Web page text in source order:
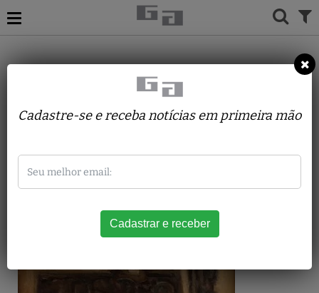
DARIO MECATTI
Sem Título
Cadastre-se e receba notícias em primeira mão